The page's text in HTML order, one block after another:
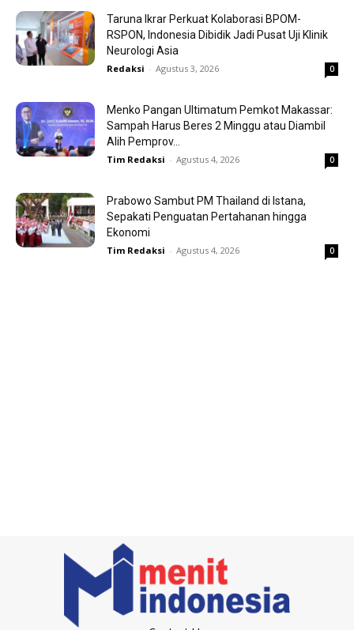
Taruna Ikrar Perkuat Kolaborasi BPOM-
RSPON, Indonesia Dibidik Jadi Pusat Uji Klinik
Neurologi Asia
Redaksi - Agustus 3, 2026 0
Menko Pangan Ultimatum Pemkot Makassar:
Sampah Harus Beres 2 Minggu atau Diambil
Alih Pemprov...
Tim Redaksi - Agustus 4, 2026 0
Prabowo Sambut PM Thailand di Istana,
Sepakati Penguatan Pertahanan hingga
Ekonomi
Tim Redaksi - Agustus 4, 2026 0